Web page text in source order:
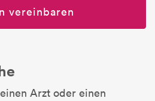
vereinbaren
Arzt oder einen